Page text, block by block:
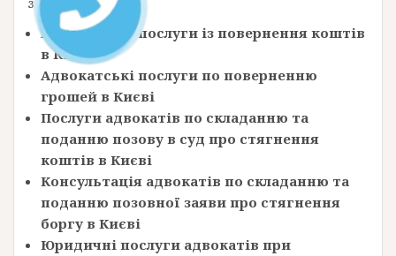
Адвокатські послуги із повернення коштів
в Києві
Адвокатські послуги по поверненню
грошей в Києві
Послуги адвокатів по складанню та
поданню позову в суд про стягнення
коштів в Києві
Консультація адвокатів по складанню та
поданню позовної заяви про стягнення
боргу в Києві
Юридичні послуги адвокатів при